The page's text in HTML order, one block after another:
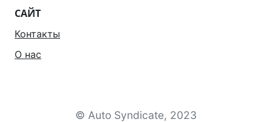
САЙТ
Контакты
О нас
© Auto Syndicate, 2023